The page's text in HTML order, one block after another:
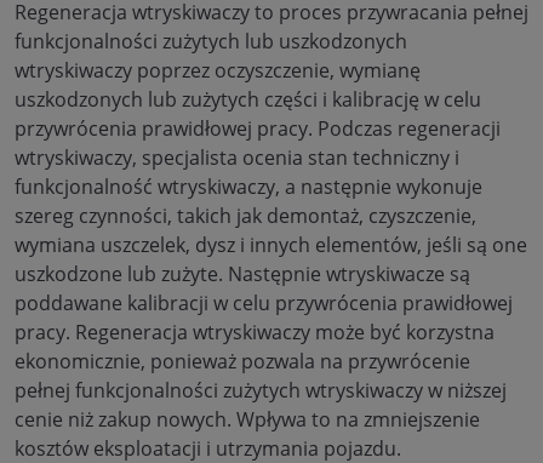
Regeneracja wtryskiwaczy to proces przywracania pełnej
funkcjonalności zużytych lub uszkodzonych
wtryskiwaczy poprzez oczyszczenie, wymianę
uszkodzonych lub zużytych części i kalibrację w celu
przywrócenia prawidłowej pracy. Podczas regeneracji
wtryskiwaczy, specjalista ocenia stan techniczny i
funkcjonalność wtryskiwaczy, a następnie wykonuje
szereg czynności, takich jak demontaż, czyszczenie,
wymiana uszczelek, dysz i innych elementów, jeśli są one
uszkodzone lub zużyte. Następnie wtryskiwacze są
poddawane kalibracji w celu przywrócenia prawidłowej
pracy. Regeneracja wtryskiwaczy może być korzystna
ekonomicznie, ponieważ pozwala na przywrócenie
pełnej funkcjonalności zużytych wtryskiwaczy w niższej
cenie niż zakup nowych. Wpływa to na zmniejszenie
kosztów eksploatacji i utrzymania pojazdu.